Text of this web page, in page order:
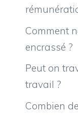
Comment
encrassé ?
Peut on
travail ?
Combien